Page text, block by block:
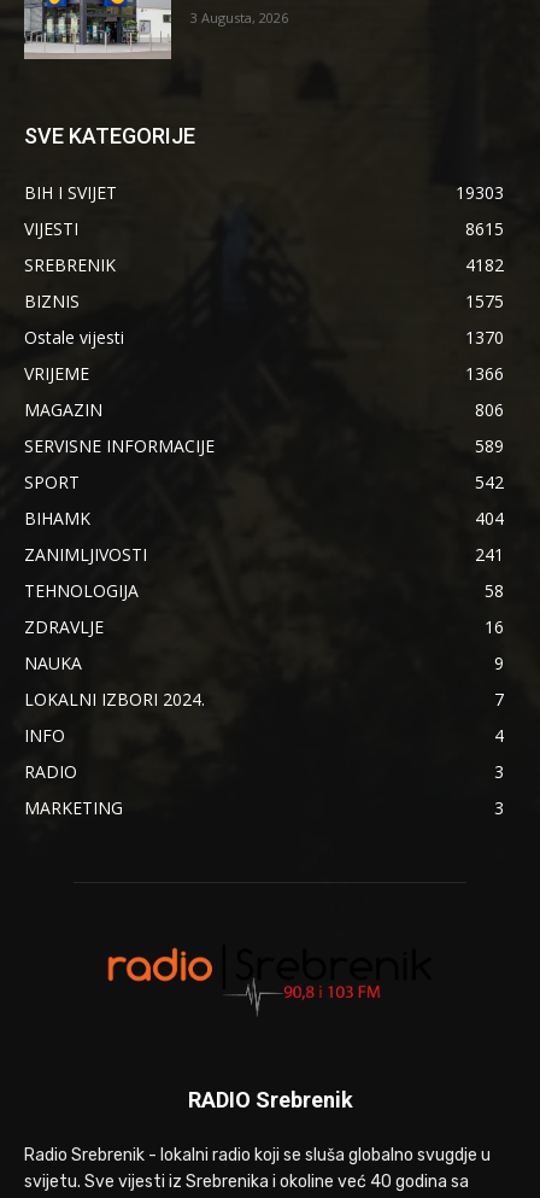
3 Augusta, 2026
SVE KATEGORIJE
BIH I SVIJET
19303
VIJESTI
8615
SREBRENIK
4182
BIZNIS
1575
Ostale vijesti
1370
VRIJEME
1366
MAGAZIN
806
SERVISNE INFORMACIJE
589
SPORT
542
BIHAMK
404
ZANIMLJIVOSTI
241
TEHNOLOGIJA
58
ZDRAVLJE
16
NAUKA
9
LOKALNI IZBORI 2024.
7
INFO
4
RADIO
3
MARKETING
3
RADIO Srebrenik
Radio Srebrenik - lokalni radio koji se sluša globalno svugdje u
svijetu. Sve vijesti iz Srebrenika i okoline već 40 godina sa